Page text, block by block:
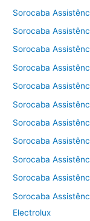
Sorocaba
Sorocaba
Sorocaba
Sorocaba
Sorocaba
Sorocaba
Sorocaba
Sorocaba
Sorocaba
Sorocaba
Sorocaba
Electrolux